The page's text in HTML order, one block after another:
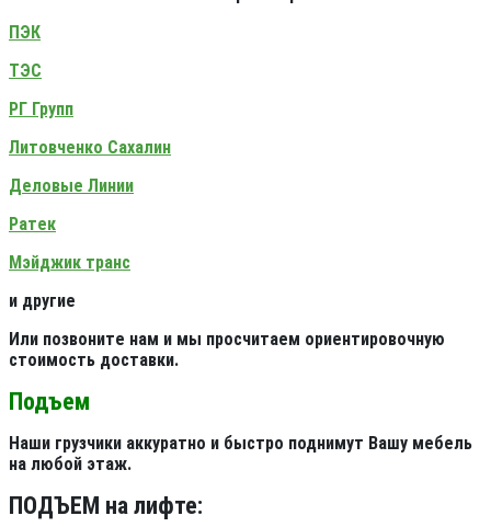
ПЭК
ТЭС
РГ Групп
Литовченко Сахалин
Деловые Линии
Ратек
Мэйджик транс
и другие
Или позвоните нам и мы просчитаем ориентировочную
стоимость доставки.
Подъем
Наши грузчики аккуратно и быстро поднимут Вашу мебель
на любой этаж.
ПОДЪЕМ на лифте: